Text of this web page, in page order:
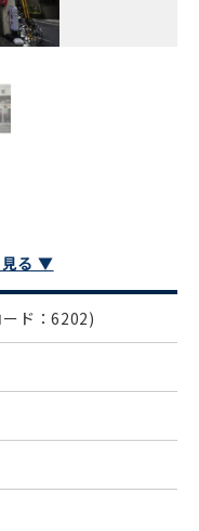
見る ▼
ド：6202)